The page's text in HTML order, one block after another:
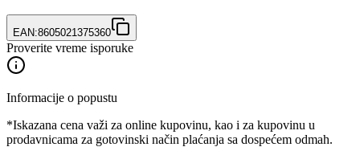
EAN:8605021375360
Proverite vreme isporuke
Informacije o popustu
*Iskazana cena važi za online kupovinu, kao i za kupovinu u
prodavnicama za gotovinski način plaćanja sa dospećem odmah.